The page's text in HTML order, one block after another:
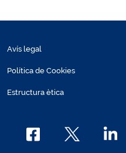
Avís legal
Política de Cookies
Estructura ètica